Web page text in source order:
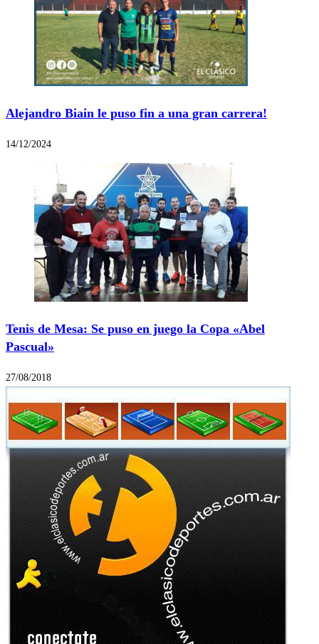
Alejandro Biain le puso fin a una gran carrera!
14/12/2024
Tenis de Mesa: Se puso en juego la Copa «Abel
Pascual»
27/08/2018